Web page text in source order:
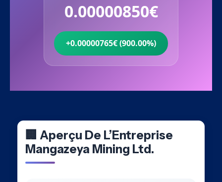
0.00000850€
+0.00000765€ (900.00%)
🏢 Aperçu De L’Entreprise
Mangazeya Mining Ltd.